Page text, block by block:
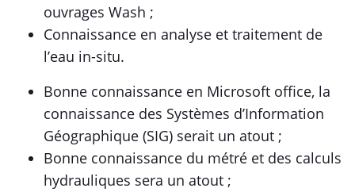
ouvrages Wash ;
Connaissance en analyse et traitement de
l’eau in-situ.
Bonne connaissance en Microsoft office, la
connaissance des Systèmes d’Information
Géographique (SIG) serait un atout ;
Bonne connaissance du métré et des calculs
hydrauliques sera un atout ;